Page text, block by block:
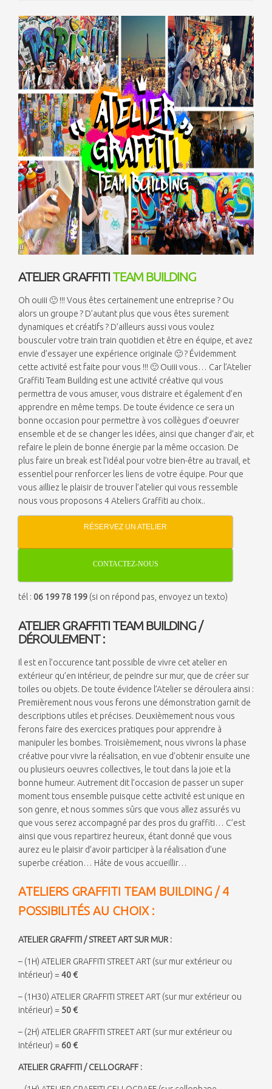
ATELIER GRAFFITI TEAM BUILDING
Oh ouiii 🙂 !!! Vous êtes certainement une entreprise ? Ou
alors un groupe ? D’autant plus que vous êtes surement
dynamiques et créatifs ? D’ailleurs aussi vous voulez
bousculer votre train train quotidien et être en équipe, et avez
envie d’essayer une expérience originale 🙂 ? Évidemment
cette activité est faite pour vous !!! 🙂 Ouiii vous… Car l’Atelier
Graffiti Team Building est une activité créative qui vous
permettra de vous amuser, vous distraire et également d’en
apprendre en même temps. De toute évidence ce sera un
bonne occasion pour permettre à vos collègues d’oeuvrer
ensemble et de se changer les idées, ainsi que changer d’air, et
refaire le plein de bonne énergie par la même occasion. De
plus faire un break est l’idéal pour votre bien-être au travail, et
essentiel pour renforcer les liens de votre équipe. Pour que
vous ailliez le plaisir de trouver l’atelier qui vous ressemble
nous vous proposons 4 Ateliers Graffiti au choix..
RÉSERVEZ UN ATELIER
CONTACTEZ-NOUS
tél : 06 199 78 199 (si on répond pas, envoyez un texto)
ATELIER GRAFFITI TEAM BUILDING /
DÉROULEMENT :
Il est en l’occurence tant possible de vivre cet atelier en
extérieur qu’en intérieur, de peindre sur mur, que de créer sur
toiles ou objets. De toute évidence l’Atelier se déroulera ainsi :
Premièrement nous vous ferons une démonstration garnit de
descriptions utiles et précises. Deuxièmement nous vous
ferons faire des exercices pratiques pour apprendre à
manipuler les bombes. Troisièmement, nous vivrons la phase
créative pour vivre la réalisation, en vue d’obtenir ensuite une
ou plusieurs oeuvres collectives, le tout dans la joie et la
bonne humeur. Autrement dit l’occasion de passer un super
moment tous ensemble puisque cette activité est unique en
son genre, et nous sommes sûrs que vous allez assurés vu
que vous serez accompagné par des pros du graffiti… C’est
ainsi que vous repartirez heureux, étant donné que vous
aurez eu le plaisir d’avoir participer à la réalisation d’une
superbe création… Hâte de vous accueillir…
ATELIERS GRAFFITI TEAM BUILDING / 4
POSSIBILITÉS AU CHOIX :
ATELIER GRAFFITI / STREET ART SUR MUR :
– (1H) ATELIER GRAFFITI STREET ART (sur mur extérieur ou
intérieur) = 40 €
– (1H30) ATELIER GRAFFITI STREET ART (sur mur extérieur ou
intérieur) = 50 €
– (2H) ATELIER GRAFFITI STREET ART (sur mur extérieur ou
intérieur) = 60 €
ATELIER GRAFFITI / CELLOGRAFF :